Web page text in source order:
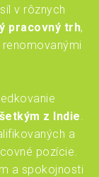
v rôznych
pracovný trh,
z Indie.
a
pozície.
a spokojnosti